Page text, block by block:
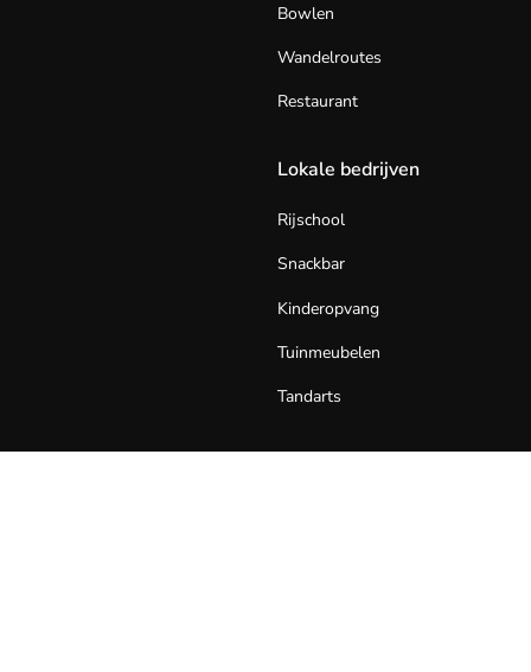
Bowlen
Wandelroutes
Restaurant
Lokale bedrijven
Rijschool
Snackbar
Kinderopvang
Tuinmeubelen
Tandarts